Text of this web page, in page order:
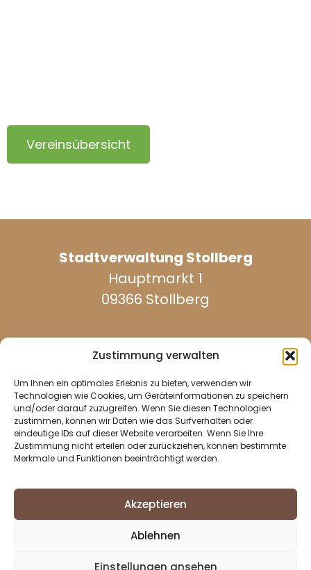
Zustimmung verwalten
Um Ihnen ein optimales Erlebnis zu bieten, verwenden wir
Technologien wie Cookies, um Geräteinformationen zu speichern
und/oder darauf zuzugreifen. Wenn Sie diesen Technologien
zustimmen, können wir Daten wie das Surfverhalten oder
eindeutige IDs auf dieser Website verarbeiten. Wenn Sie Ihre
Zustimmung nicht erteilen oder zurückziehen, können bestimmte
Merkmale und Funktionen beeinträchtigt werden.
Akzeptieren
Ablehnen
Einstellungen ansehen
Vereinsübersicht
Stadtverwaltung Stollberg
Hauptmarkt 1
09366 Stollberg
werktags erreichbar:
037296 940
037296 2437
info@stollberg-erzgebirge.de
Impressum
Cookie-Richtlinie (EU)